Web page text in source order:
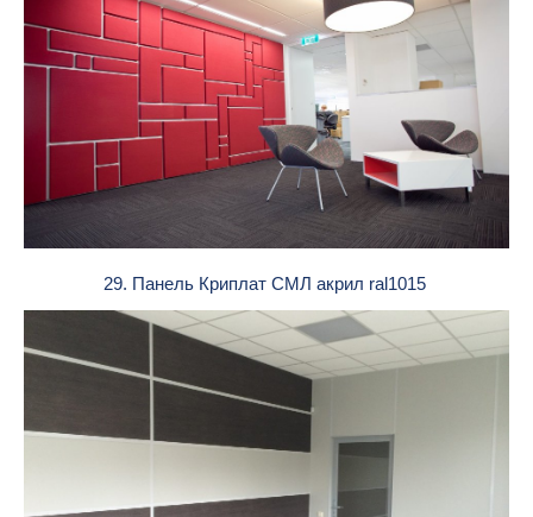
29. Панель Криплат СМЛ акрил ral1015